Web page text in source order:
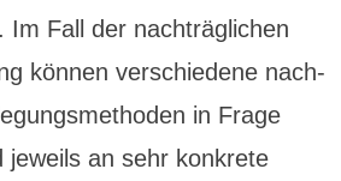
. Im Fall der nachträg­lichen
können verschie­dene nach­
in Frage
jeweils an sehr konkrete